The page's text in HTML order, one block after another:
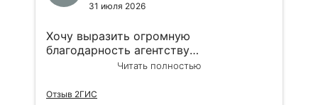
31 июля 2026
Хочу выразить огромную
благодарность агентству
недвижимости «Азбука метров»!
год по самым разным вопросам: и со
Читать полностью
Отзыв 2ГИС